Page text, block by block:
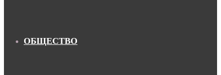
ОБЩЕСТВО